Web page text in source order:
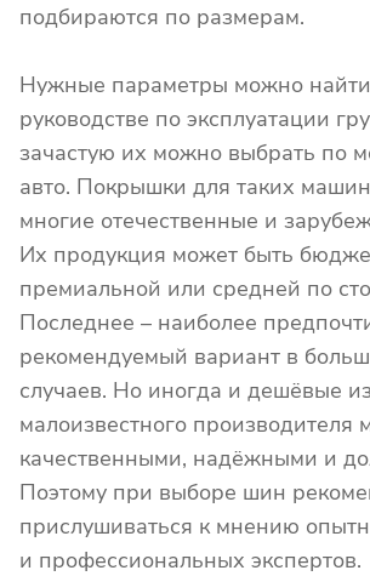
подбираются по размерам.
Нужные параметры можно
руководстве по эксплуатации
зачастую их можно выбрать по
авто. Покрышки для таких
многие отечественные и
Их продукция может быть
премиальной или средней по
Последнее – наиболее
рекомендуемый вариант в
случаев. Но иногда и дешёвые
малоизвестного производителя
качественными, надёжными и
Поэтому при выборе шин
прислушиваться к мнению
и профессиональных экспертов.